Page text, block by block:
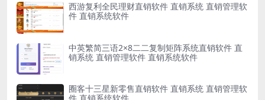
西游复利全民理财直销软件 直销系统 直销管理软
件 直销系统软件
中英繁简三语2×8二二复制矩阵系统直销软件 直
销系统 直销管理软件 直销系统软件
圈客十三星新零售直销软件 直销系统 直销管理软